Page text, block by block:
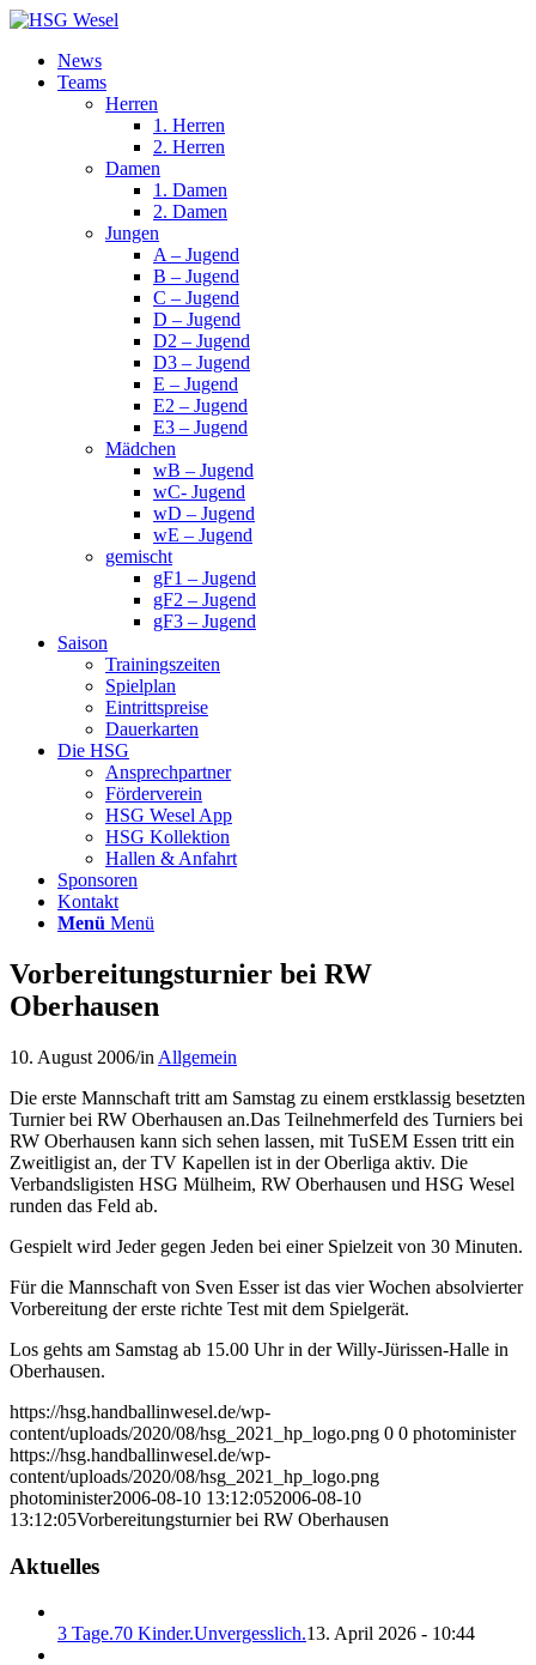
News
Teams
Herren
1. Herren
2. Herren
Damen
1. Damen
2. Damen
Jungen
A – Jugend
B – Jugend
C – Jugend
D – Jugend
D2 – Jugend
D3 – Jugend
E – Jugend
E2 – Jugend
E3 – Jugend
Mädchen
wB – Jugend
wC- Jugend
wD – Jugend
wE – Jugend
gemischt
gF1 – Jugend
gF2 – Jugend
gF3 – Jugend
Saison
Trainingszeiten
Spielplan
Eintrittspreise
Dauerkarten
Die HSG
Ansprechpartner
Förderverein
HSG Wesel App
HSG Kollektion
Hallen & Anfahrt
Sponsoren
Kontakt
Menü Menü
Vorbereitungsturnier bei RW
Oberhausen
10. August 2006/in Allgemein
Die erste Mannschaft tritt am Samstag zu einem erstklassig besetzten
Turnier bei RW Oberhausen an.Das Teilnehmerfeld des Turniers bei
RW Oberhausen kann sich sehen lassen, mit TuSEM Essen tritt ein
Zweitligist an, der TV Kapellen ist in der Oberliga aktiv. Die
Verbandsligisten HSG Mülheim, RW Oberhausen und HSG Wesel
runden das Feld ab.
Gespielt wird Jeder gegen Jeden bei einer Spielzeit von 30 Minuten.
Für die Mannschaft von Sven Esser ist das vier Wochen absolvierter
Vorbereitung der erste richte Test mit dem Spielgerät.
Los gehts am Samstag ab 15.00 Uhr in der Willy-Jürissen-Halle in
Oberhausen.
https://hsg.handballinwesel.de/wp-
content/uploads/2020/08/hsg_2021_hp_logo.png 0 0 photominister
https://hsg.handballinwesel.de/wp-
content/uploads/2020/08/hsg_2021_hp_logo.png
photominister2006-08-10 13:12:052006-08-10
13:12:05Vorbereitungsturnier bei RW Oberhausen
Aktuelles
3 Tage.70 Kinder.Unvergesslich.13. April 2026 - 10:44